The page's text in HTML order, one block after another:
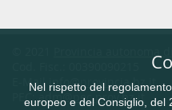
E-Mail info@provincia.bz.it
PEC:adm@pec.prov.bz.it
Nel rispetto del
europeo e del Consiglio, del